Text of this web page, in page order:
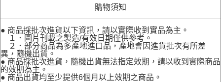
購物須知
● 商品採批次進貨以下資訊，請以實際收到實品為主。
１．圖片刊載之製造/有效日期僅供參考。
２．部分商品為多產地進口品，產地會因進貨批次有所差
異，隨機出貨。
● 商品採批次進貨，隨機出貨無法指定效期，請以收到實際商品
的效期為主。
● 商品出貨均至少提供6個月以上效期之商品。